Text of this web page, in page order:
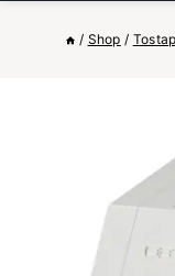
/ Shop /